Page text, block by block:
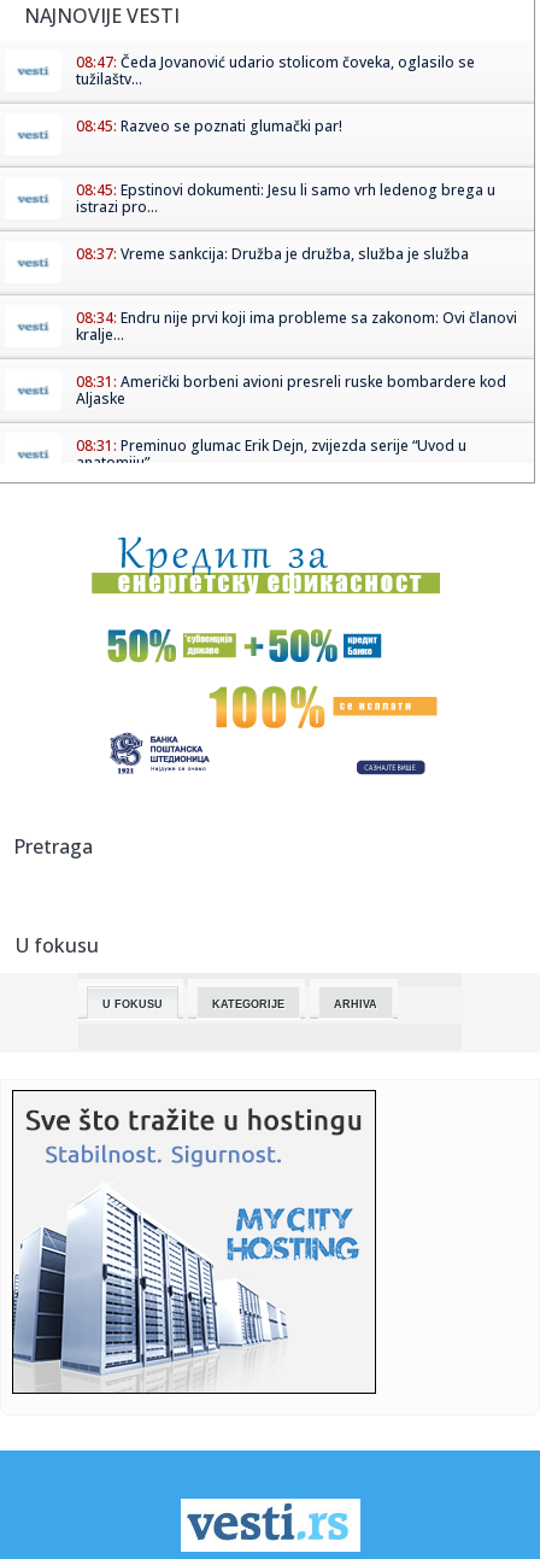
NAJNOVIJE VESTI
08:47: Čeda Jovanović udario stolicom čoveka, oglasilo se
tužilaštv...
08:45: Razveo se poznati glumački par!
08:45: Epstinovi dokumenti: Jesu li samo vrh ledenog brega u
istrazi pro...
08:37: Vreme sankcija: Družba je družba, služba je služba
08:34: Endru nije prvi koji ima probleme sa zakonom: Ovi članovi
kralje...
08:31: Američki borbeni avioni presreli ruske bombardere kod
Aljaske
08:31: Preminuo glumac Erik Dejn, zvijezda serije “Uvod u
anatomiju”
08:25:U nedelju su Bele poklade: Dan kada se mire zavađeni i
zatvaraju...
08:24:Gradonačelnik Pančeva otvorio 39. Slaninijadu u Kačarevu:
Praz...
Ne pomaže ni Jokićev dabl-dabl: Bogdanović sa strane
08:15:Vučić danas sa Kopmanom: Sastanak Operativnog tima za
08:11:
08:09:
"Volstrit džornal": Tramp razmatra ograničeni udar na Iran
08:09:Palestinsko MSP: Palestina nije na prodaju, Izrael neće
uspeti
08:09:Tramp naložio objavu dokumenata o NLO
08:09:UKRAJINSKA KRIZA: Njujork tajms: Tramp želi da postigne
rešenje...
08:08:Paul McCartney otvara arhive iz doba Wings za izložbu u
Rock &am...
Na današnji dan: Srpska policija uhapsila 24 pripadnika
Pretraga
U fokusu
U FOKUSU KATEGORIJE ARHIVA